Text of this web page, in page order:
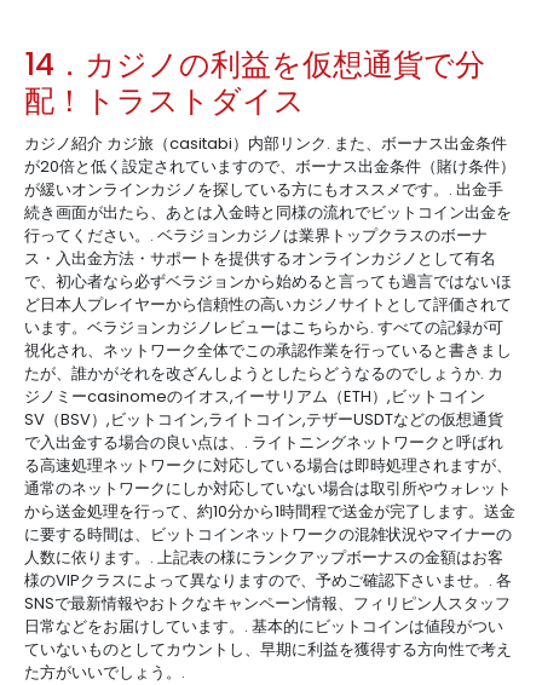
14．カジノの利益を仮想通貨で分
配！トラストダイス
カジノ紹介 カジ旅（casitabi）内部リンク. また、ボーナス出金条件
が20倍と低く設定されていますので、ボーナス出金条件（賭け条件）
が緩いオンラインカジノを探している方にもオススメです。. 出金手
続き画面が出たら、あとは入金時と同様の流れでビットコイン出金を
行ってください。. ベラジョンカジノは業界トップクラスのボーナ
ス・入出金方法・サポートを提供するオンラインカジノとして有名
で、初心者なら必ずベラジョンから始めると言っても過言ではないほ
ど日本人プレイヤーから信頼性の高いカジノサイトとして評価されて
います。ベラジョンカジノレビューはこちらから. すべての記録が可
視化され、ネットワーク全体でこの承認作業を行っていると書きまし
たが、誰かがそれを改ざんしようとしたらどうなるのでしょうか. カ
ジノミーcasinomeのイオス,イーサリアム（ETH）,ビットコイン
SV（BSV）,ビットコイン,ライトコイン,テザーUSDTなどの仮想通貨
で入出金する場合の良い点は、. ライトニングネットワークと呼ばれ
る高速処理ネットワークに対応している場合は即時処理されますが、
通常のネットワークにしか対応していない場合は取引所やウォレット
から送金処理を行って、約10分から1時間程で送金が完了します。送金
に要する時間は、ビットコインネットワークの混雑状況やマイナーの
人数に依ります。. 上記表の様にランクアップボーナスの金額はお客
様のVIPクラスによって異なりますので、予めご確認下さいませ。. 各
SNSで最新情報やおトクなキャンペーン情報、フィリピン人スタッフ
日常などをお届けしています。. 基本的にビットコインは値段がつい
ていないものとしてカウントし、早期に利益を獲得する方向性で考え
た方がいいでしょう。.